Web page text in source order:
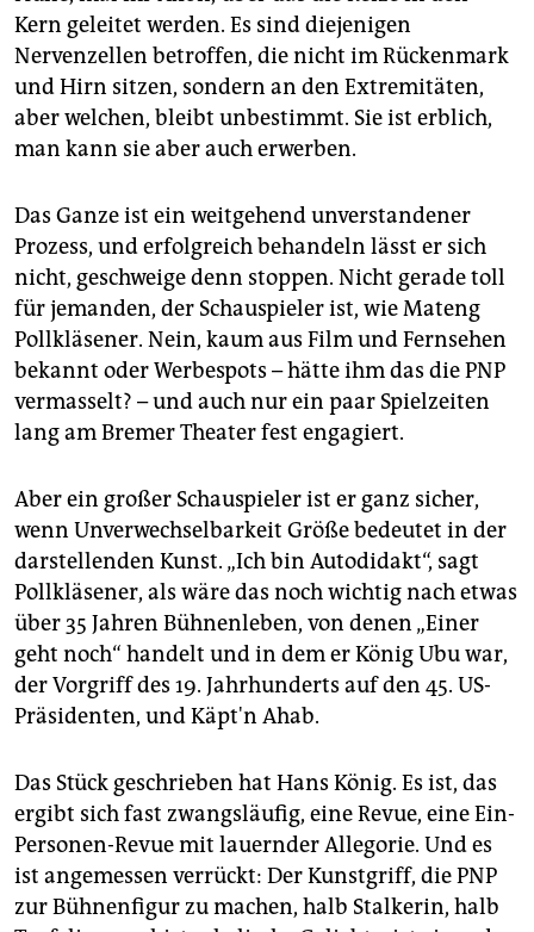
Kern geleitet werden. Es sind diejenigen
Nervenzellen betroffen, die nicht im Rückenmark
und Hirn sitzen, sondern an den Extremitäten,
aber welchen, bleibt unbestimmt. Sie ist erblich,
man kann sie aber auch erwerben.
Das Ganze ist ein weitgehend unverstandener
Prozess, und erfolgreich behandeln lässt er sich
nicht, geschweige denn stoppen. Nicht gerade toll
für jemanden, der Schauspieler ist, wie Mateng
Pollkläsener. Nein, kaum aus Film und Fernsehen
bekannt oder Werbespots – hätte ihm das die PNP
vermasselt? – und auch nur ein paar Spielzeiten
lang am Bremer Theater fest engagiert.
Aber ein großer Schauspieler ist er ganz sicher,
wenn Unverwechselbarkeit Größe bedeutet in der
darstellenden Kunst. „Ich bin Autodidakt“, sagt
Pollkläsener, als wäre das noch wichtig nach etwas
über 35 Jahren Bühnenleben, von denen „Einer
geht noch“ handelt und in dem er König Ubu war,
der Vorgriff des 19. Jahrhunderts auf den 45. US-
Präsidenten, und Käpt'n Ahab.
Das Stück geschrieben hat Hans König. Es ist, das
ergibt sich fast zwangsläufig, eine Revue, eine Ein-
Personen-Revue mit lauernder Allegorie. Und es
ist angemessen verrückt: Der Kunstgriff, die PNP
zur Bühnenfigur zu machen, halb Stalkerin, halb